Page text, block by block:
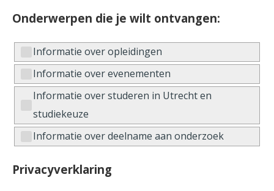
Onderwerpen die je wilt ontvangen:
Informatie over opleidingen
Informatie over evenementen
Informatie over studeren in Utrecht en
studiekeuze
Informatie over deelname aan onderzoek
Privacyverklaring